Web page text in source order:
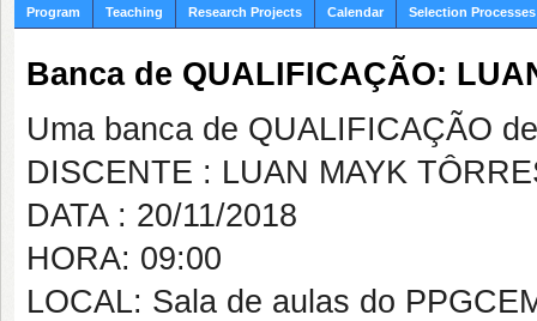
Program Teaching Research Projects Calendar Selection Processes
Banca de QUALIFICAÇÃO:
Uma banca de QUALIFICAÇÃO
DISCENTE : LUAN MAYK
DATA : 20/11/2018
HORA: 09:00
LOCAL: Sala de aulas do